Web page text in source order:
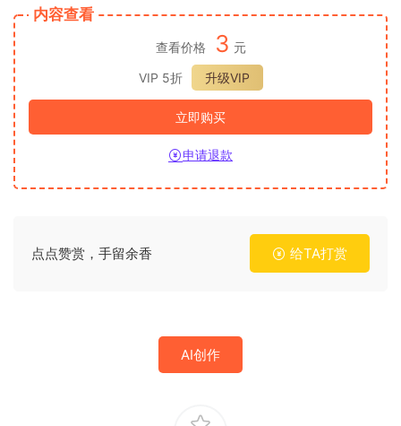
内容查看
查看价格 3 元
VIP 5折
升级VIP
立即购买
申请退款
点点赞赏，手留余香 给TA打赏
AI创作